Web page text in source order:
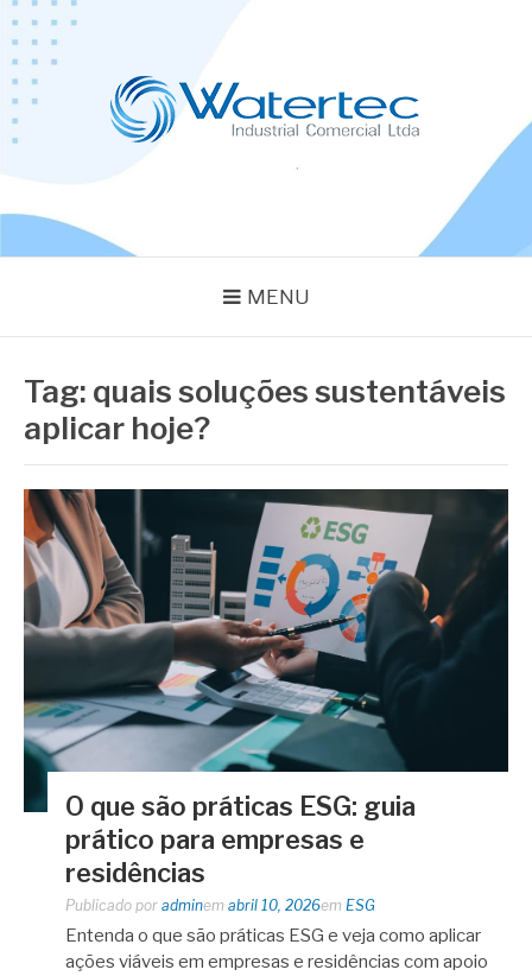
Pular
para
conteúdo
MENU
Tag: quais soluções sustentáveis
aplicar hoje?
O que são práticas ESG: guia
prático para empresas e
residências
Publicado por adminem abril 10, 2026em ESG
Entenda o que são práticas ESG e veja como aplicar
ações viáveis em empresas e residências com apoio